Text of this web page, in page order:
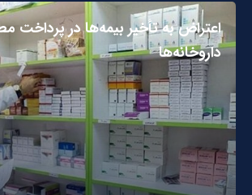
اعتراض به تأخیر بیمه‌ها در پرداخت
داروخانه‌ها